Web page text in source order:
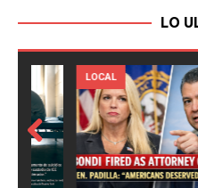
LO
LOCAL
ious